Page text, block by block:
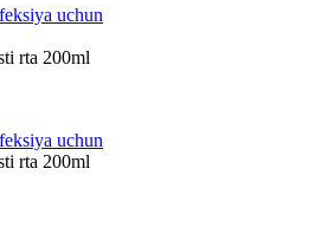
uchun
rta 200ml
uchun
rta 200ml